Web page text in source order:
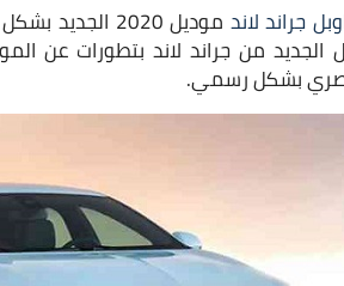
جراند لاند موديل 2020
الجديد من جراند لاند بتطورات عن
بشكل رسمي.